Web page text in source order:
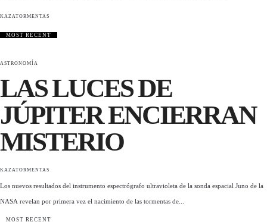
KAZATORMENTAS
MOST RECENT
ASTRONOMÍA
LAS LUCES DE
JÚPITER ENCIERRAN
MISTERIO
KAZATORMENTAS
Los nuevos resultados del instrumento espectrógrafo ultravioleta de la sonda espacial Juno de la
NASA revelan por primera vez el nacimiento de las tormentas de...
MOST RECENT